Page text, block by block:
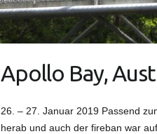
Apollo Bay,
26. – 27. Januar 2019 Passend
herab und auch der fireban war